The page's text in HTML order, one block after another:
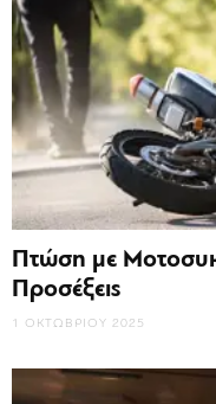
Πτώση με
Προσέξεις
1 ΟΚΤΩΒΡΊΟΥ 2025